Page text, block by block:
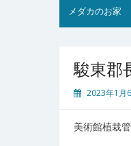
メダカのお家
駿東
2023年1月
美術館植栽